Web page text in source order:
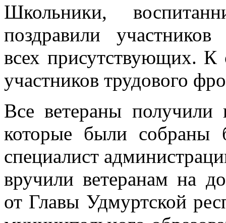
Школьники,
поздравили
всех присутствующих.
участников трудового
Все ветераны
которые были собраны
специалист
вручили ветеранам на
от Главы Удмуртской